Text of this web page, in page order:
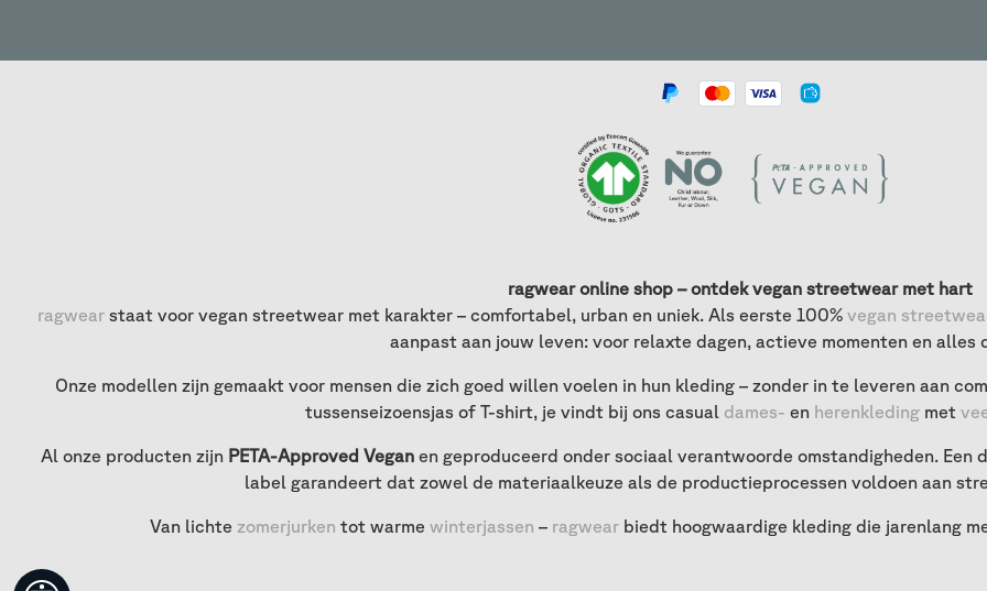
ragwear online shop – ontdek vegan streetwear met hart
ragwearstaat voor vegan streetwear met karakter – comfortabel, urban en uniek. Als eerste 100% vegan
aanpast aan jouw leven: voor relaxte dagen, actieve momenten en alles
Onze modellen zijn gemaakt voor mensen die zich goed willen voelen in hun kleding – zonder in te leveren aan
tussenseizoensjas of T-shirt, je vindt bij ons casual dames- en herenkledingmet
Al onze producten zijn PETA-Approved Vegan en geproduceerd onder sociaal verantwoorde omstandigheden. Een
label garandeert dat zowel de materiaalkeuze als de productieprocessen voldoen aan
Van lichte zomerjurken tot warme winterjassen – ragwear biedt hoogwaardige kleding die jarenlang